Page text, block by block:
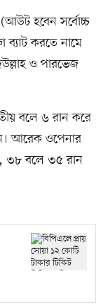
হবেন সর্বোচ্চ
ব্যাট করতে নামে
ও পারভেজ
বলে ৬ রান করে
আরেক ওপেনার
৩৮ বলে ৩৫ রান